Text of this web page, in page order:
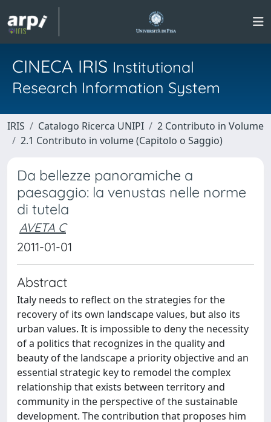
CINECA IRIS Institutional
Research Information System
IRIS Catalogo Ricerca UNIPI
2 Contributo in Volume
2.1 Contributo in volume (Capitolo o Saggio)
Da bellezze panoramiche a
paesaggio: la venustas nelle norme
di tutela
AVETA C
2011-01-01
Abstract
Italy needs to reflect on the strategies for the
recovery of its own landscape values, but also its
urban values. It is impossible to deny the necessity
of a politics that recognizes in the quality and
beauty of the landscape a priority objective and an
essential strategic key to remodel the complex
relationship that exists between territory and
community in the perspective of the sustainable
development. The contribution that proposes him